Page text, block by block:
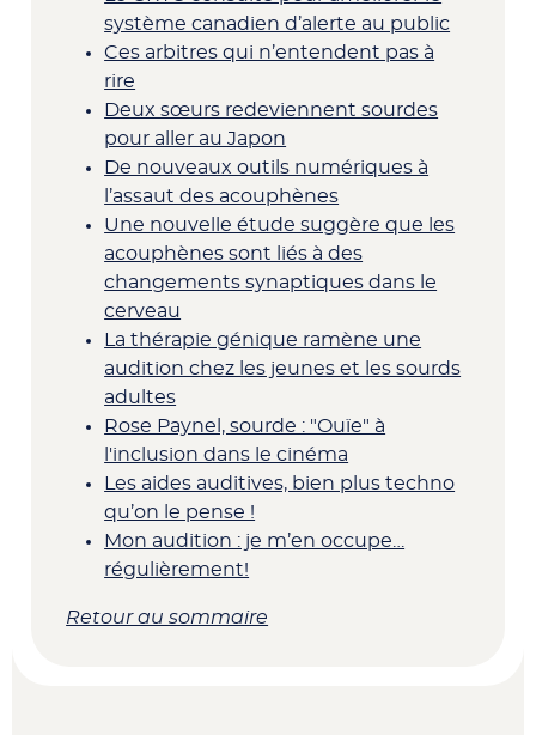
système canadien d’alerte au public
Ces arbitres qui n’entendent pas à
rire
Deux sœurs redeviennent sourdes
pour aller au Japon
De nouveaux outils numériques à
l’assaut des acouphènes
Une nouvelle étude suggère que les
acouphènes sont liés à des
changements synaptiques dans le
cerveau
La thérapie génique ramène une
audition chez les jeunes et les sourds
adultes
Rose Paynel, sourde : "Ouïe" à
l'inclusion dans le cinéma
Les aides auditives, bien plus techno
qu’on le pense !
Mon audition : je m’en occupe…
régulièrement!
Retour au sommaire